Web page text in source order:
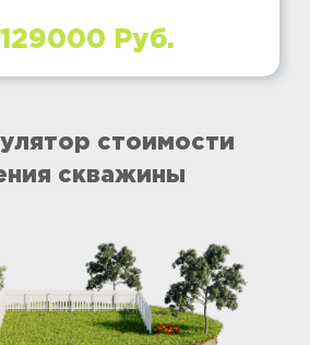
Руб.
стоимости
скважины